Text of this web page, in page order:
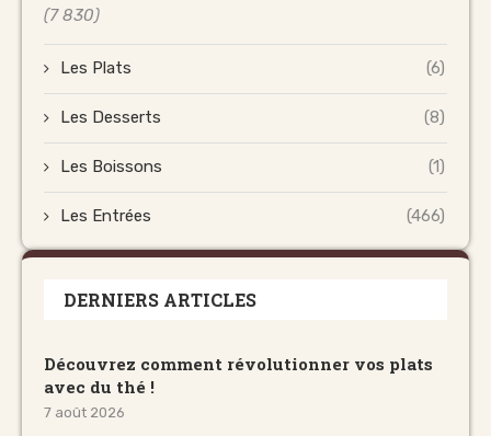
(7 830)
Les Plats (6)
Les Desserts (8)
Les Boissons (1)
Les Entrées (466)
DERNIERS ARTICLES
Découvrez comment révolutionner vos plats
avec du thé !
7 août 2026